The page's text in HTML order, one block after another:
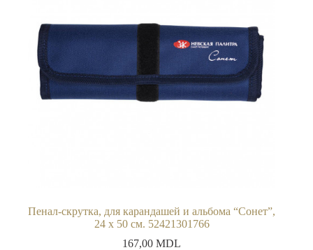
Пенал-скрутка, для карандашей и альбома “Сонет”,
24 x 50 см. 52421301766
167,00MDL